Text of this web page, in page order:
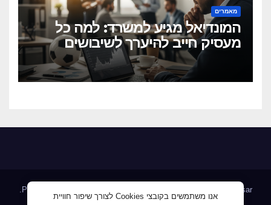
מאמרים
המונדיאל מגיע למשרד: למה כל
מעסיק חייב להיערך לשיבושים
הקרובים
Proudly powered by WordPress Themeansar
אנו משתמשים בקובצי Cookies לצורך שיפור חוויית